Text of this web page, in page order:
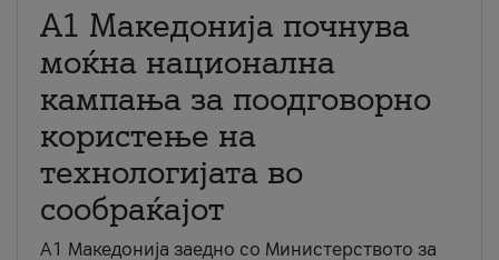
A1 Македонија почнува
моќна национална
кампања за поодговорно
користење на
технологијата во
сообраќајот
A1 Македонија заедно со Министерството за